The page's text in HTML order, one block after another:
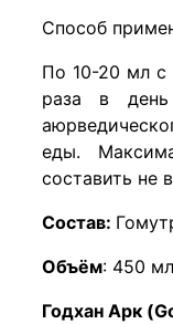
Способ
По 10-20 мл с
раза в
еды.
составить не
Состав:
Объём: 450 мл
Годхан Арк